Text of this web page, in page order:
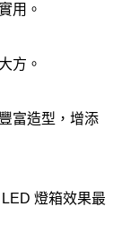
用。
方。
富造型，增添
燈箱效果最